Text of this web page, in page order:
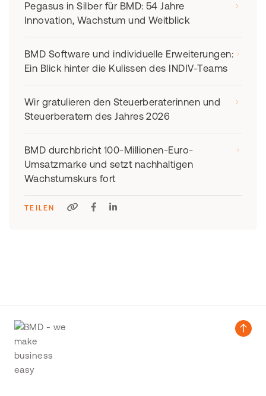
Pegasus in Silber für BMD: 54 Jahre
Innovation, Wachstum und Weitblick
BMD Software und individuelle Erweiterungen:
Ein Blick hinter die Kulissen des INDIV-Teams
Wir gratulieren den Steuerberaterinnen und
Steuerberatern des Jahres 2026
BMD durchbricht 100-Millionen-Euro-
Umsatzmarke und setzt nachhaltigen
Wachstumskurs fort
TEILEN